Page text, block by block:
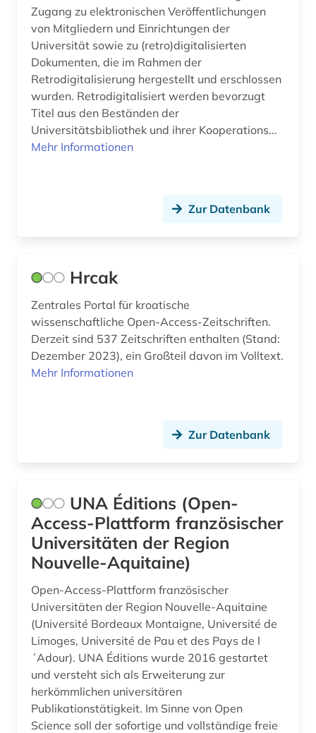
naturwissenschaft und technik
&lt;unterrichtsfach&gt; (2)
naturwissenschaften (48)
norm <normung> (1)
online-publikation (1)
open access (4)
pharmazie (11)
philosophie (3)
physik (10)
plastwerkstoff (1)
politologie (1)
polymere (1)
polymerwerkstoff (1)
produkt (1)
produktionstechnologie (2)
produktmanagement (1)
programmierung (1)
Zugang zu elektronischen Veröffentlichungen
von Mitgliedern und Einrichtungen der
Universität sowie zu (retro)digitalisierten
Dokumenten, die im Rahmen der
Retrodigitalisierung hergestellt und erschlossen
wurden. Retrodigitalisiert werden bevorzugt
Titel aus den Beständen der
Universitätsbibliothek und ihrer Kooperations...
Mehr Informationen
Zur Datenbank
Hrcak
Zentrales Portal für kroatische
wissenschaftliche Open-Access-Zeitschriften.
Derzeit sind 537 Zeitschriften enthalten (Stand:
Dezember 2023), ein Großteil davon im Volltext.
Mehr Informationen
Zur Datenbank
UNA Éditions (Open-
Access-Plattform französischer
Universitäten der Region
Nouvelle-Aquitaine)
Open-Access-Plattform französischer
Universitäten der Region Nouvelle-Aquitaine
(Université Bordeaux Montaigne, Université de
Limoges, Université de Pau et des Pays de l
´Adour). UNA Éditions wurde 2016 gestartet
und versteht sich als Erweiterung zur
herkömmlichen universitären
Publikationstätigkeit. Im Sinne von Open
Science soll der sofortige und vollständige freie